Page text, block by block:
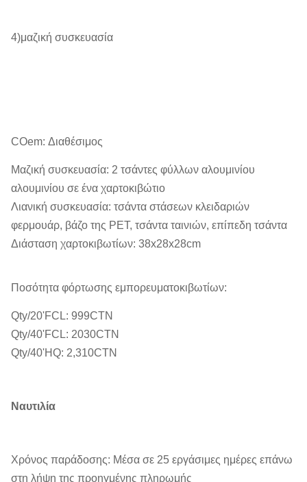
4)μαζική συσκευασία
COem: Διαθέσιμος
Μαζική συσκευασία: 2 τσάντες φύλλων αλουμινίου
αλουμινίου σε ένα χαρτοκιβώτιο
Λιανική συσκευασία: τσάντα στάσεων κλειδαριών
φερμουάρ, βάζο της PET, τσάντα ταινιών, επίπεδη τσάντα
Διάσταση χαρτοκιβωτίων: 38x28x28cm
Ποσότητα φόρτωσης εμπορευματοκιβωτίων:
Qty/20'FCL: 999CTN
Qty/40'FCL: 2030CTN
Qty/40'HQ: 2,310CTN
Ναυτιλία
Χρόνος παράδοσης: Μέσα σε 25 εργάσιμες ημέρες επάνω
στη λήψη της προηγμένης πληρωμής